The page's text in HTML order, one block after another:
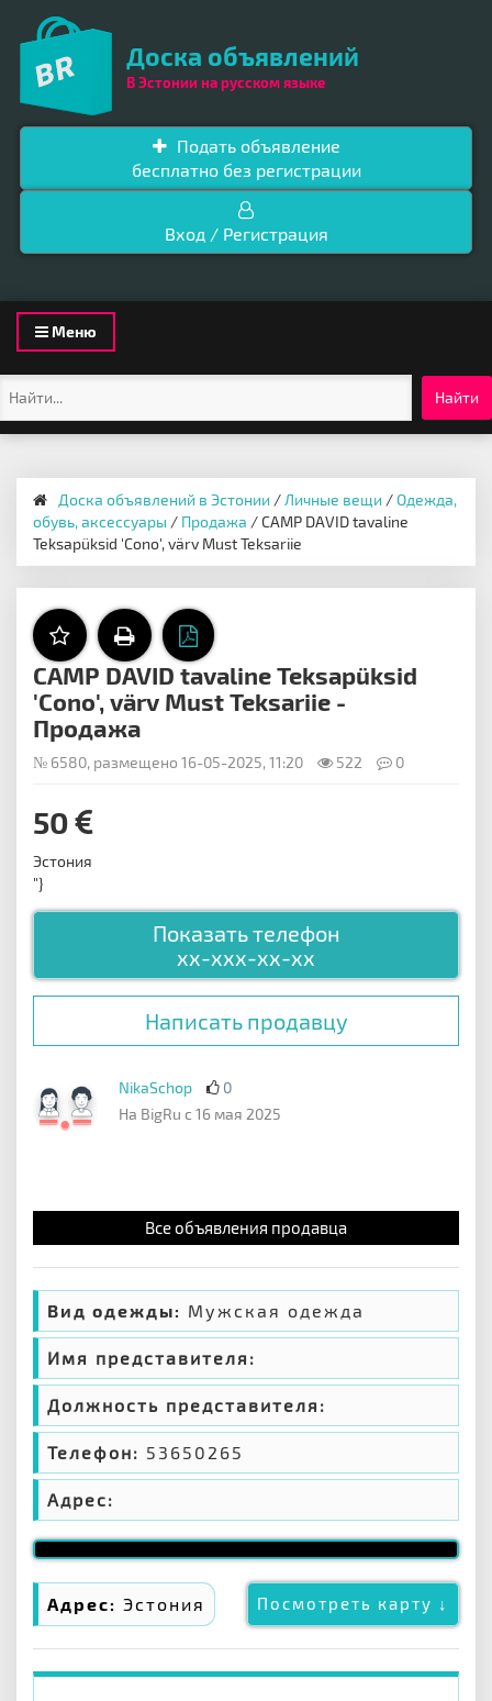
Доска объявлений
В Эстонии на русском языке
Подать объявление
бесплатно без регистрации
Вход / Регистрация
Toggle
navigation
Меню
Найти
Доска объявлений в Эстонии /Личные вещи /Одежда,
обувь, аксессуары / Продажа / CAMP DAVID tavaline
Teksapüksid 'Cono', värv Must Teksariie
CAMP DAVID tavaline Teksapüksid
'Cono', värv Must Teksariie -
Продажа
№ 6580, размещено 16-05-2025, 11:20 522 0
50
Эстония
"}
Показать телефон
xx-xxx-xx-xx
Написать продавцу
NikaSchop
0
На BigRu с 16 мая 2025
Все объявления продавца
Вид одежды: Мужская одежда
Имя представителя:
Должность представителя:
Телефон: 53650265
Адрес:
Адрес: Эстония Посмотреть карту ↓